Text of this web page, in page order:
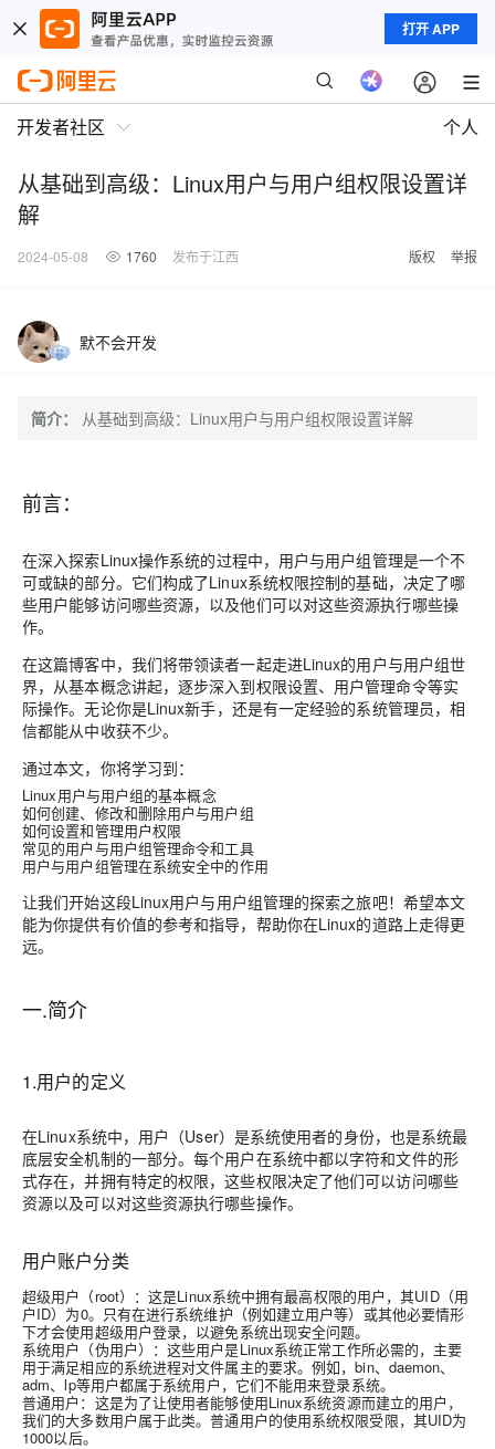
打开 APP
开发者社区 个人
从基础到高级：Linux用户与用户组权限设置详
解
2024-05-08 1760 发布于江西 版权 举报
默不会开发
简介： 从基础到高级：Linux用户与用户组权限设置详解
前言：
在深入探索Linux操作系统的过程中，用户与用户组管理是一个不
可或缺的部分。它们构成了Linux系统权限控制的基础，决定了哪
些用户能够访问哪些资源，以及他们可以对这些资源执行哪些操
作。
在这篇博客中，我们将带领读者一起走进Linux的用户与用户组世
界，从基本概念讲起，逐步深入到权限设置、用户管理命令等实
际操作。无论你是Linux新手，还是有一定经验的系统管理员，相
信都能从中收获不少。
通过本文，你将学习到：
Linux用户与用户组的基本概念
如何创建、修改和删除用户与用户组
如何设置和管理用户权限
常见的用户与用户组管理命令和工具
用户与用户组管理在系统安全中的作用
让我们开始这段Linux用户与用户组管理的探索之旅吧！希望本文
能为你提供有价值的参考和指导，帮助你在Linux的道路上走得更
远。
一.简介
1.用户的定义
在Linux系统中，用户（User）是系统使用者的身份，也是系统最
底层安全机制的一部分。每个用户在系统中都以字符和文件的形
式存在，并拥有特定的权限，这些权限决定了他们可以访问哪些
资源以及可以对这些资源执行哪些操作。
用户账户分类
超级用户（root）：这是Linux系统中拥有最高权限的用户，其UID（用
户ID）为0。只有在进行系统维护（例如建立用户等）或其他必要情形
下才会使用超级用户登录，以避免系统出现安全问题。
系统用户（伪用户）：这些用户是Linux系统正常工作所必需的，主要
用于满足相应的系统进程对文件属主的要求。例如，bin、daemon、
adm、lp等用户都属于系统用户，它们不能用来登录系统。
普通用户：这是为了让使用者能够使用Linux系统资源而建立的用户，
我们的大多数用户属于此类。普通用户的使用系统权限受限，其UID为
1000以后。